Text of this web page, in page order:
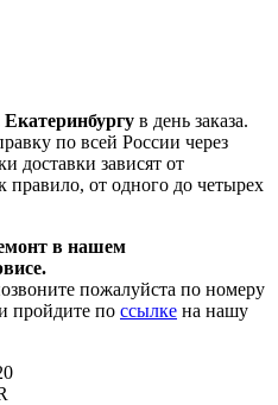
Екатеринбургу в день заказа.
по всей России через
доставки зависят от
правило, от одного до четырех
в нашем
пожалуйста по номеру
пройдите по ссылке на нашу